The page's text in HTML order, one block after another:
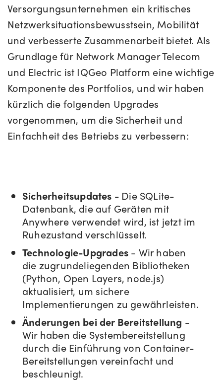
Versorgungsunternehmen ein kritisches
Netzwerksituationsbewusstsein, Mobilität
und verbesserte Zusammenarbeit bietet. Als
Grundlage für Network Manager Telecom
und Electric ist IQGeo Platform eine wichtige
Komponente des Portfolios, und wir haben
kürzlich die folgenden Upgrades
vorgenommen, um die Sicherheit und
Einfachheit des Betriebs zu verbessern:
Sicherheitsupdates - Die SQLite-
Datenbank, die auf Geräten mit
Anywhere verwendet wird, ist jetzt im
Ruhezustand verschlüsselt.
Technologie-Upgrades - Wir haben
die zugrundeliegenden Bibliotheken
(Python, Open Layers, node.js)
aktualisiert, um sichere
Implementierungen zu gewährleisten.
Änderungen bei der Bereitstellung -
Wir haben die Systembereitstellung
durch die Einführung von Container-
Bereitstellungen vereinfacht und
beschleunigt.